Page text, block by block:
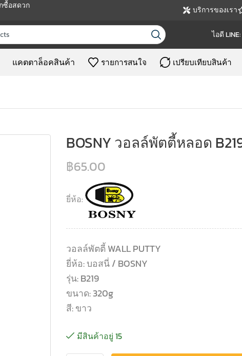
ซื้อสดวก
บริการของเรา
ไอดี
แคตตาล็อคสินค้า รายการสนใจ เปรียบเทียบสินค้า
BOSNY วอลล์พัตตี้หลอด
฿65.00
ยี่ห้อ:
วอลล์พัตตี้ WALL PUTTY
ยี่ห้อ: บอสนี่ / BOSNY
รุ่น: B219
ขนาด: 320g
สี: ขาว
มีสินค้าอยู่ 15